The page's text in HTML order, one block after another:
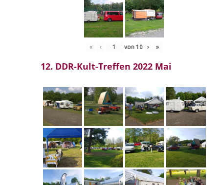
« ‹ von 10 › »
12. DDR-Kult-Treffen 2022 Mai